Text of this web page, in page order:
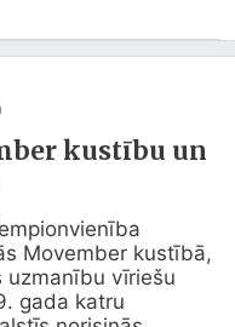
kustību un
Movember kustībā,
vīriešu
gada katru